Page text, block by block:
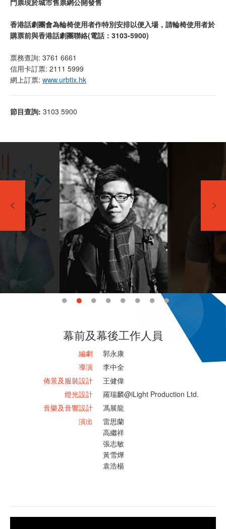
香港話劇團會為輪椅使用者作特別安排以便入場，請輪椅使用者於
購票前與香港話劇團聯絡(電話：3103-5900)
票務查詢: 3761 6661
信用卡訂票: 2111 5999
網上訂票: www.urbtix.hk
節目查詢: 3103 5900
幕前及幕後工作人員
編劇
郭永康
導演
李中全
佈景及服裝設計
王健偉
燈光設計
羅瑞麟@iLight Production Ltd.
音樂及音響設計
馮展龍
演出
雷思蘭
高繼祥
張志敏
黃雪燁
袁浩楊